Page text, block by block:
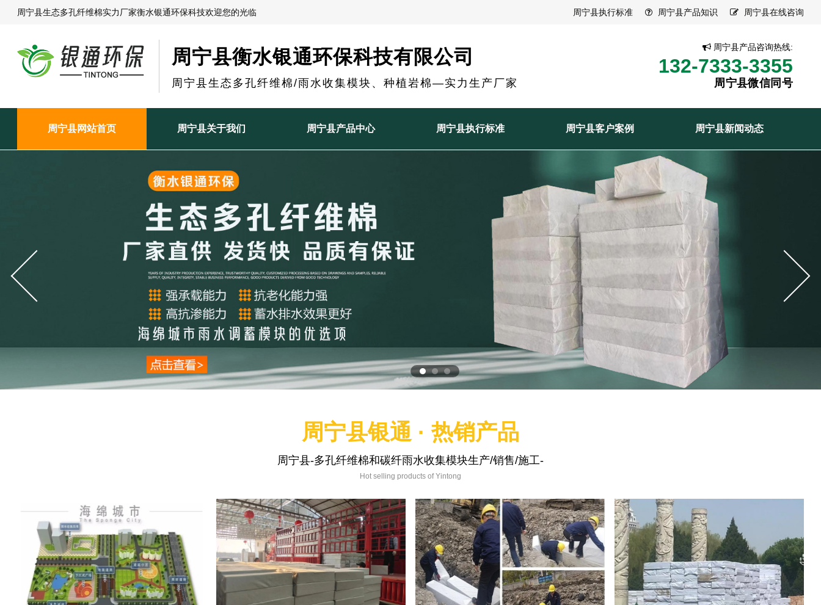
周宁县生态多孔纤维棉实力厂家衡水银通环保科技欢迎您的光临 周宁县执行标准 周宁县产品知识 周宁县在线咨询
周宁县衡水银通环保科技有限公司
周宁县生态多孔纤维棉/雨水收集模块、种植岩棉—实力生产厂家
周宁县产品咨询热线:
132-7333-3355
周宁县微信同号
周宁县网站首页 周宁县关于我们 周宁县产品中心 周宁县执行标准 周宁县客户案例 周宁县新闻动态
周宁县银通 · 热销产品
周宁县-多孔纤维棉和碳纤雨水收集模块生产/销售/施工-
Hot selling products of Yintong